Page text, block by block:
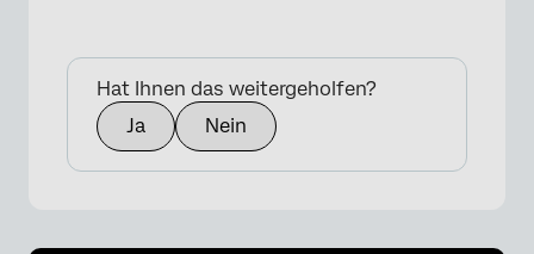
Hat Ihnen das weitergeholfen?
Ja
Nein